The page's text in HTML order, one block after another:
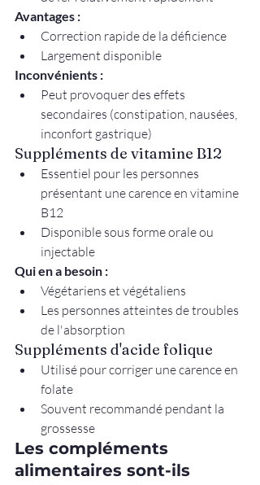
Avantages :
Correction rapide de la déficience
Largement disponible
Inconvénients :
Peut provoquer des effets
secondaires (constipation, nausées,
inconfort gastrique)
Suppléments de vitamine B12
Essentiel pour les personnes
présentant une carence en vitamine
B12
Disponible sous forme orale ou
injectable
Qui en a besoin :
Végétariens et végétaliens
Les personnes atteintes de troubles
de l'absorption
Suppléments d'acide folique
Utilisé pour corriger une carence en
folate
Souvent recommandé pendant la
grossesse
Les compléments
alimentaires sont-ils